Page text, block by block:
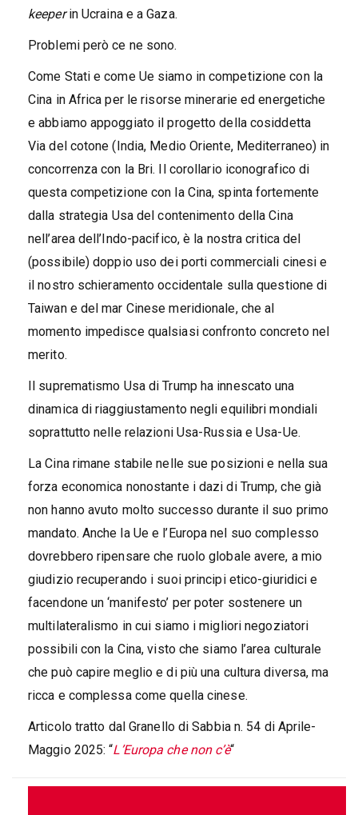
keeperin Ucraina e a Gaza.
Problemi però ce ne sono.
Come Stati e come Ue siamo in competizione con la
Cina in Africa per le risorse minerarie ed energetiche
e abbiamo appoggiato il progetto della cosiddetta
Via del cotone (India, Medio Oriente, Mediterraneo) in
concorrenza con la Bri. Il corollario iconografico di
questa competizione con la Cina, spinta fortemente
dalla strategia Usa del contenimento della Cina
nell’area dell’Indo-pacifico, è la nostra critica del
(possibile) doppio uso dei porti commerciali cinesi e
il nostro schieramento occidentale sulla questione di
Taiwan e del mar Cinese meridionale, che al
momento impedisce qualsiasi confronto concreto nel
merito.
Il suprematismo Usa di Trump ha innescato una
dinamica di riaggiustamento negli equilibri mondiali
soprattutto nelle relazioni Usa-Russia e Usa-Ue.
La Cina rimane stabile nelle sue posizioni e nella sua
forza economica nonostante i dazi di Trump, che già
non hanno avuto molto successo durante il suo primo
mandato. Anche la Ue e l’Europa nel suo complesso
dovrebbero ripensare che ruolo globale avere, a mio
giudizio recuperando i suoi principi etico-giuridici e
facendone un ‘manifesto’ per poter sostenere un
multilateralismo in cui siamo i migliori negoziatori
possibili con la Cina, visto che siamo l’area culturale
che può capire meglio e di più una cultura diversa, ma
ricca e complessa come quella cinese.
Articolo tratto dal Granello di Sabbia n. 54 di Aprile-
Maggio 2025: “L’Europa che non c’è“